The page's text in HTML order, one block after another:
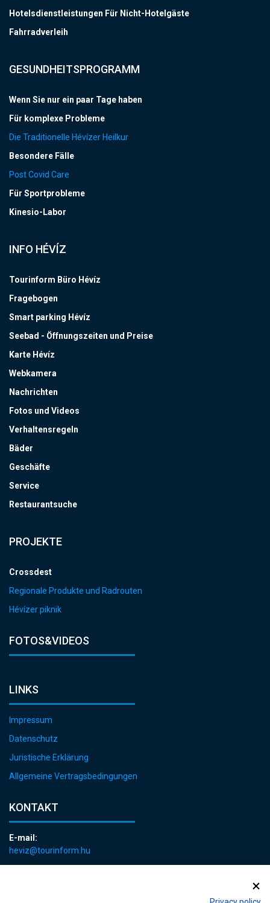
Hotelsdienstleistungen Für Nicht-Hotelgäste
Fahrradverleih
GESUNDHEITSPROGRAMM
Wenn Sie nur ein paar Tage haben
Für komplexe Probleme
Die Traditionelle Hévízer Heilkur
Besondere Fälle
Post Covid Care
Für Sportprobleme
Kinesio-Labor
INFO HÉVÍZ
Tourinform Büro Hévíz
Fragebogen
Smart parking Hévíz
Seebad - Öffnungszeiten und Preise
Karte Hévíz
Webkamera
Nachrichten
Fotos und Videos
Verhaltensregeln
Bäder
Geschäfte
Service
Restaurantsuche
PROJEKTE
Crossdest
Regionale Produkte und Radrouten
Hévízer piknik
FOTOS&VIDEOS
LINKS
Impressum
Datenschutz
Juristische Erklärung
Allgemeine Vertragsbedingungen
KONTAKT
E-mail:
heviz@tourinform.hu